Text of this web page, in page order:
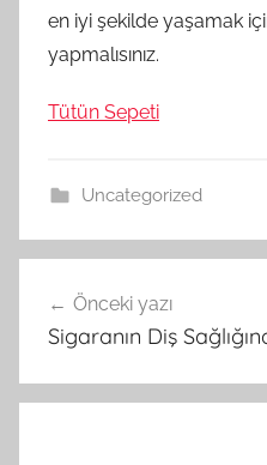
en iyi şekilde yaşamak
yapmalısınız.
Tütün Sepeti
Uncategorized
gezinmesi
Önceki yazı
Sigaranın Diş